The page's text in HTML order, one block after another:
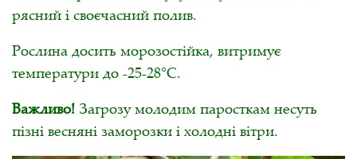
рясний і своєчасний полив.
Рослина досить морозостійка, витримує
температури до -25-28°С.
Важливо! Загрозу молодим паросткам несуть
пізні весняні заморозки і холодні вітри.